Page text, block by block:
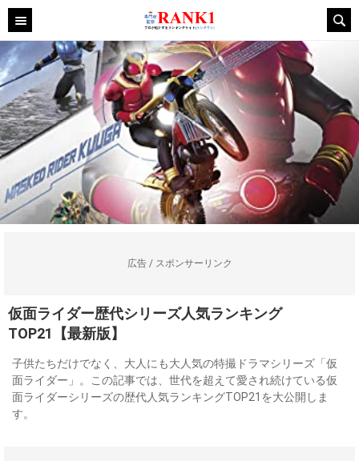
広告 / スポンサーリンク
仮面ライダー歴代シリーズ人気ランキング
TOP21【最新版】
子供たちだけでなく、大人にも大人気の特撮ドラマシリーズ「仮
面ライダー」。この記事では、世代を超えて愛され続けている仮
面ライダーシリーズの歴代人気ランキングTOP21を大公開しま
す。